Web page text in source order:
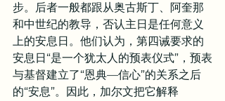
步。后者一般都跟从奥古斯丁、阿奎那
和中世纪的教导，否认主日是任何意义
上的安息日。他们认为，第四诫要求的
安息日“是一个犹太人的预表仪式”，预表
与基督建立了“恩典—信心”的关系之后
的“安息”。因此，加尔文把它解释